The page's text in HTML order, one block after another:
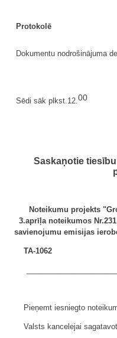
Protokolē
Dokumentu nodrošinājuma
Sēdi sāk plkst.12.00
Saskaņotie
Noteikumu projekts
3.aprīļa noteikumos
savienojumu emisijas
TA-1062
Pieņemt iesniegto
Valsts kancelejai